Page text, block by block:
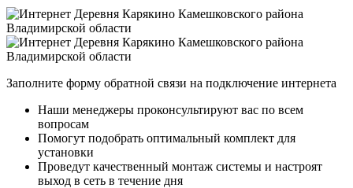
Заполните форму обратной связи на подключение интернета
Наши менеджеры проконсультируют вас по всем
вопросам
Помогут подобрать оптимальный комплект для
установки
Проведут качественный монтаж системы и настроят
выход в сеть в течение дня